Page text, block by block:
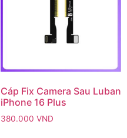
Cáp Fix Camera Sau Luban
iPhone 16 Plus
380.000 VND